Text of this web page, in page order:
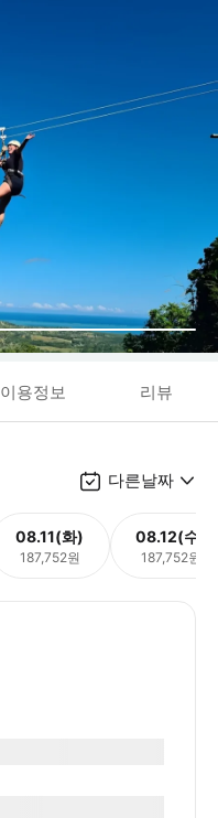
이용정보 리뷰
다른날짜
08.11(화)
187,752원
08.12(수)
187,752원